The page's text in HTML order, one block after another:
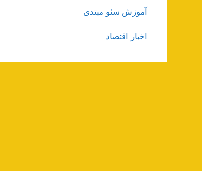
آموزش سئو مبتدی
اخبار اقتصاد